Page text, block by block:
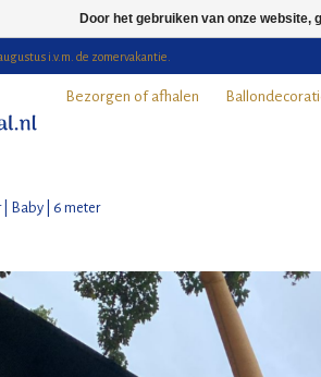
i.v.m. de zomervakantie.
Bezorgen of afhalen
| Baby | 6 meter
Product image slideshow Items
Door het gebruiken van onze